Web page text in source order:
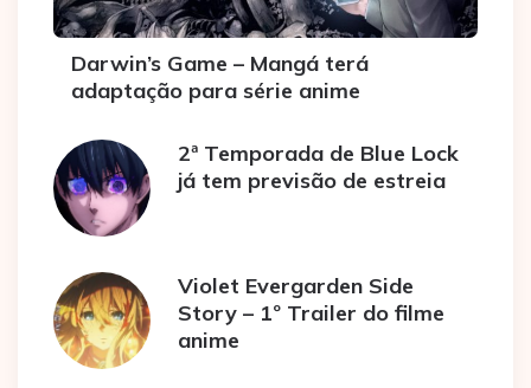
Darwin’s Game – Mangá terá
adaptação para série anime
2ª Temporada de Blue Lock
já tem previsão de estreia
Violet Evergarden Side
Story – 1º Trailer do filme
anime